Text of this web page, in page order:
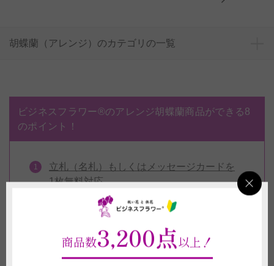
胡蝶蘭（アレンジ）のカテゴリの一覧
ビジネスフラワー®のアレンジ胡蝶蘭商品ができる8
のポイント！
立札（名札）もしくはメッセージカードを
1枚無料対応
お札は一般的な木目調柄から、季節の柄が
入ったデザイン札まで9種類ご用意！
包装紙13色・リボン13色より組み合わせは
自由！※お供え用もOK
商品数3,200点以上！